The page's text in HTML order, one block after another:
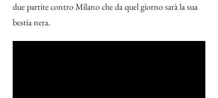
due partite contro Milano che da quel giorno sarà la sua
bestia nera.